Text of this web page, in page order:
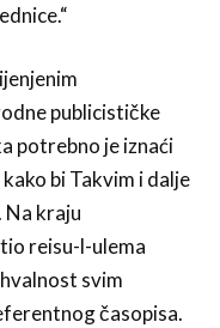
publicističke
potrebno je iznaći
bi Takvim i dalje
kraju
reisu-l-ulema
svim
časopisa.